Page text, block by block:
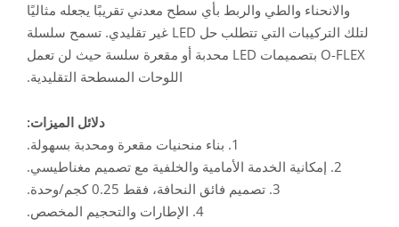
والانحناء والطي والربط بأي سطح معدني تقريبًا يجعله مثاليًا
لتلك التركيبات التي تتطلب حل LED غير تقليدي. تسمح سلسلة
O-FLEX بتصميمات LED محدبة أو مقعرة سلسة حيث لن تعمل
اللوحات المسطحة التقليدية.
دلائل الميزات:
1. بناء منحنيات مقعرة ومحدبة بسهولة.
2. إمكانية الخدمة الأمامية والخلفية مع تصميم مغناطيسي.
3. تصميم فائق النحافة، فقط 0.25 كجم/وحدة.
4. الإطارات والتحجيم المخصص.